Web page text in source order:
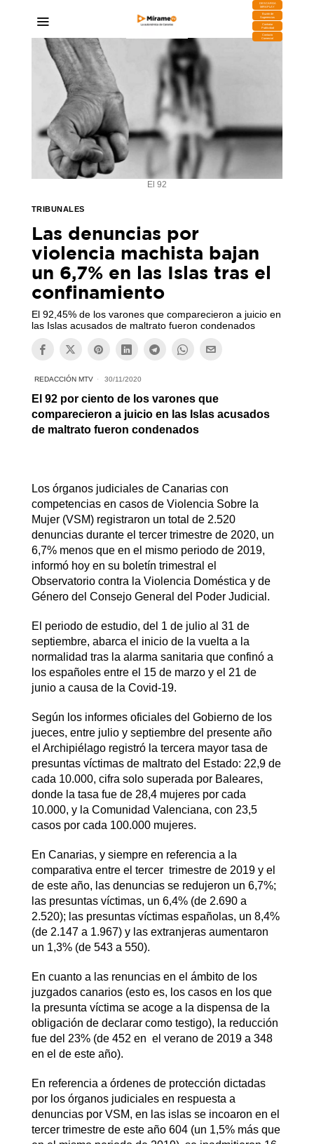
DESCARGA
MIRAPLAY
Buzón de
Sugerencias
Contratar
Publicidad
Contacto
Comercial
El 92
TRIBUNALES
Las denuncias por
violencia machista bajan
un 6,7% en las Islas tras el
confinamiento
El 92,45% de los varones que comparecieron a juicio en
las Islas acusados de maltrato fueron condenados
REDACCIÓN MTV 30/11/2020
El 92 por ciento de los varones que
comparecieron a juicio en las Islas acusados
de maltrato fueron condenados
Los órganos judiciales de Canarias con
competencias en casos de Violencia Sobre la
Mujer (VSM) registraron un total de 2.520
denuncias durante el tercer trimestre de 2020, un
6,7% menos que en el mismo periodo de 2019,
informó hoy en su boletín trimestral el
Observatorio contra la Violencia Doméstica y de
Género del Consejo General del Poder Judicial.
El periodo de estudio, del 1 de julio al 31 de
septiembre, abarca el inicio de la vuelta a la
normalidad tras la alarma sanitaria que confinó a
los españoles entre el 15 de marzo y el 21 de
junio a causa de la Covid-19.
Según los informes oficiales del Gobierno de los
jueces, entre julio y septiembre del presente año
el Archipiélago registró la tercera mayor tasa de
presuntas víctimas de maltrato del Estado: 22,9 de
cada 10.000, cifra solo superada por Baleares,
donde la tasa fue de 28,4 mujeres por cada
10.000, y la Comunidad Valenciana, con 23,5
casos por cada 100.000 mujeres.
En Canarias, y siempre en referencia a la
comparativa entre el tercer trimestre de 2019 y el
de este año, las denuncias se redujeron un 6,7%;
las presuntas víctimas, un 6,4% (de 2.690 a
2.520); las presuntas víctimas españolas, un 8,4%
(de 2.147 a 1.967) y las extranjeras aumentaron
un 1,3% (de 543 a 550).
En cuanto a las renuncias en el ámbito de los
juzgados canarios (esto es, los casos en los que
la presunta víctima se acoge a la dispensa de la
obligación de declarar como testigo), la reducción
fue del 23% (de 452 en el verano de 2019 a 348
en el de este año).
En referencia a órdenes de protección dictadas
por los órganos judiciales en respuesta a
denuncias por VSM, en las islas se incoaron en el
tercer trimestre de este año 604 (un 1,5% más que